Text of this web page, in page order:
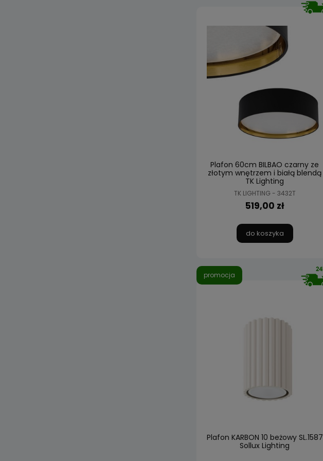
Plafon 60cm BILBAO czarny ze
złotym wnętrzem i białą blendą
TK Lighting
TK LIGHTING - 3432T
519,00 zł
do koszyka
Plafon KARBON 10 beżowy SL.1587
Sollux Lighting
promocja